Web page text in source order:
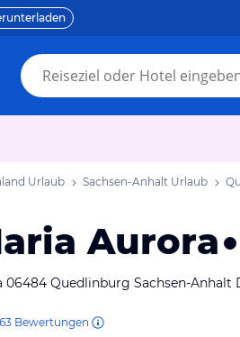
Urlaub Sachsen-Anhalt Urlaub
Aurora
06484 Quedlinburg Sachsen-Anhalt
63 Bewertungen